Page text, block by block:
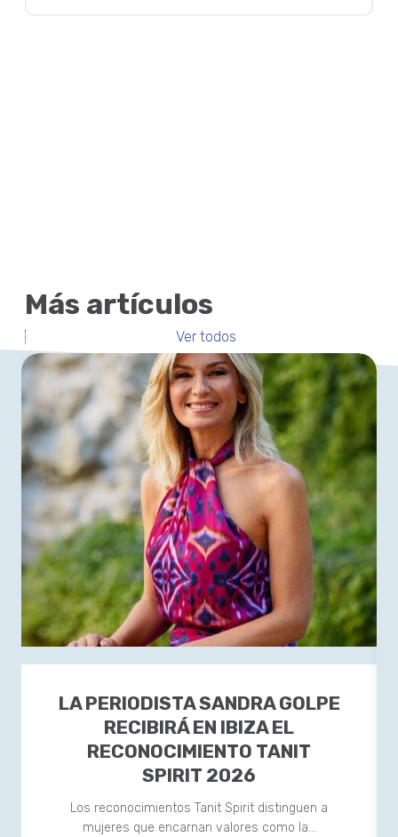
Más artículos
Ver todos
LA PERIODISTA SANDRA GOLPE
RECIBIRÁ EN IBIZA EL
RECONOCIMIENTO TANIT
SPIRIT 2026
Los reconocimientos Tanit Spirit distinguen a
mujeres que encarnan valores como la…